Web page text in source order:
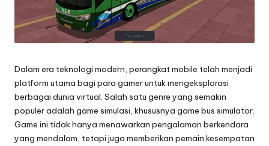
Dalam era teknologi modern, perangkat mobile telah menjadi
platform utama bagi para gamer untuk mengeksplorasi
berbagai dunia virtual. Salah satu genre yang semakin
populer adalah game simulasi, khususnya game bus simulator.
Game ini tidak hanya menawarkan pengalaman berkendara
yang mendalam, tetapi juga memberikan pemain kesempatan